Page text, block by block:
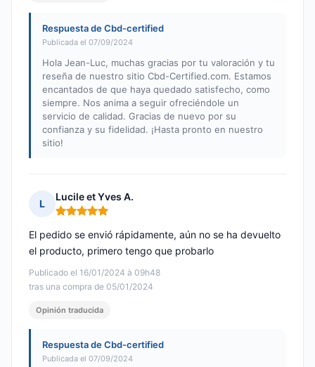
Respuesta de Cbd-certified
Publicada el 07/09/2024
Hola Jean-Luc, muchas gracias por tu valoración y tu
reseña de nuestro sitio Cbd-Certified.com. Estamos
encantados de que haya quedado satisfecho, como
siempre. Nos anima a seguir ofreciéndole un
servicio de calidad. Gracias de nuevo por su
confianza y su fidelidad. ¡Hasta pronto en nuestro
sitio!
L
Lucile et Yves A.
Nota: 5 de 5
Publicado el 16/01/2024 à 09h48
tras una compra de 05/01/2024
El pedido se envió rápidamente, aún no se ha devuelto
el producto, primero tengo que probarlo
Opinión traducida
Respuesta de Cbd-certified
Publicada el 07/09/2024